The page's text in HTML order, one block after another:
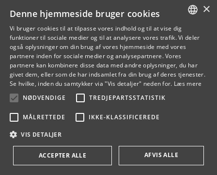
DANISH
DANISH
×
Denne hjemmeside bruger cookies
Vi bruger cookies til at tilpasse vores indhold og til at vise dig
funktioner til sociale medier og til at analysere vores trafik. Vi deler
også oplysninger om din brug af vores hjemmeside med vores
partnere inden for sociale medier og analysepartnere. Vores
partnere kan kombinere disse data med andre oplysninger, du har
givet dem, eller som de har indsamlet fra din brug af deres tjenester.
Se hvilke, inden du samtykker via "Vis detaljer" neden for. Læs mere
NØDVENDIGE
TREDJEPARTSSTATISTIK
MÅLRETTEDE IKKE-KLASSIFICEREDE
VIS DETALJER
ACCEPTER ALLE AFVIS ALLE